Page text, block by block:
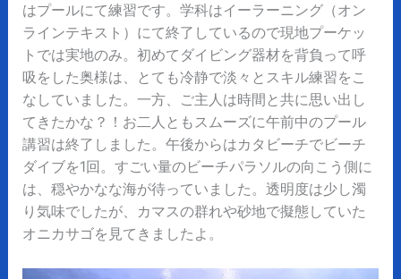
はプールにて練習です。学科はイーラーニング（オン
ラインテキスト）にて終了しているので現地プーケッ
トでは実地のみ。初めてダイビング器材を背負って呼
吸をした奥様は、とても冷静で淡々とスキル練習をこ
なしていました。一方、ご主人は時間と共に思い出し
てきたかな？！お二人ともスムーズに午前中のプール
講習は終了しました。午後からはカタビーチでビーチ
ダイブを1回。すごい量のビーチパラソルの向こう側に
は、穏やかなな海が待っていました。透明度は少し濁
り気味でしたが、カマスの群れや砂地で擬態していた
オニカサゴを見てきましたよ。